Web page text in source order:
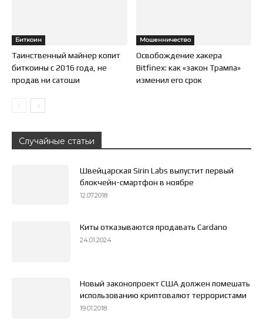
Биткоин
Таинственный майнер копит
биткоины с 2016 года, не
продав ни сатоши
Мошенничество
Освобождение хакера
Bitfinex: как «закон Трампа»
изменил его срок
Случайные статьи
Швейцарская Sirin Labs выпустит первый
блокчейн-смартфон в ноябре
12.07.2018
Киты отказываются продавать Cardano
24.01.2024
Новый законопроект США должен помешать
использованию криптовалют террористами
19.01.2018